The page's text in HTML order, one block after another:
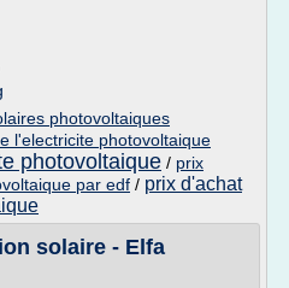
photovoltaiques
l'electricite photovoltaique
photovoltaique / prix
par edf / prix d'achat
solaire - Elfa